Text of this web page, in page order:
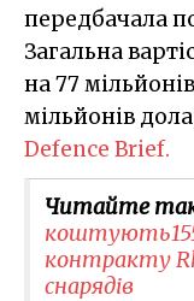
передбачала
Загальна
на 77
мільйонів
Defence Brief.
Читайте
контракту
снарядів